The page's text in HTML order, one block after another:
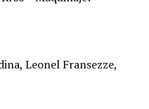
Leonel Fransezze,